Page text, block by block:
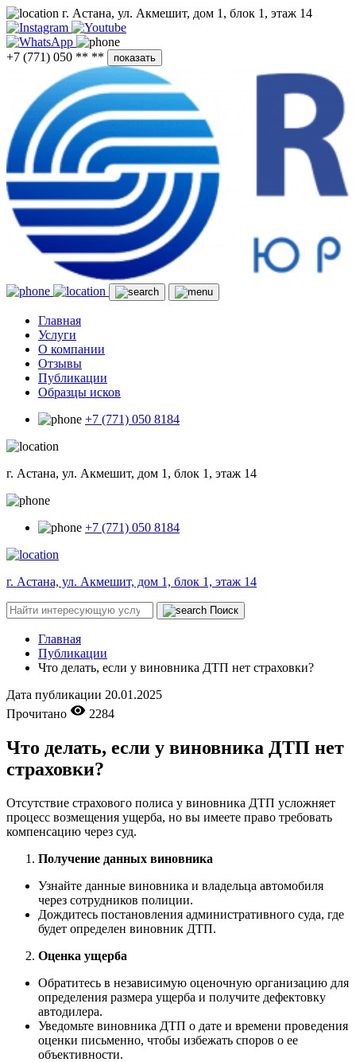
г. Астана, ул. Акмешит, дом 1, блок 1, этаж 14
+7 (771) 050 ** ** показать
Главная
Услуги
О компании
Отзывы
Публикации
Образцы исков
+7 (771) 050 8184
г. Астана, ул. Акмешит, дом 1, блок 1, этаж 14
+7 (771) 050 8184
г. Астана, ул. Акмешит, дом 1, блок 1, этаж 14
Поиск
Главная
Публикации
Что делать, если у виновника ДТП нет страховки?
Дата публикации 20.01.2025
Прочитано
2284
Что делать, если у виновника ДТП нет
страховки?
Отсутствие страхового полиса у виновника ДТП усложняет
процесс возмещения ущерба, но вы имеете право требовать
компенсацию через суд.
Получение данных виновника
Узнайте данные виновника и владельца автомобиля
через сотрудников полиции.
Дождитесь постановления административного суда, где
будет определен виновник ДТП.
Оценка ущерба
Обратитесь в независимую оценочную организацию для
определения размера ущерба и получите дефектовку
автодилера.
Уведомьте виновника ДТП о дате и времени проведения
оценки письменно, чтобы избежать споров о ее
объективности.